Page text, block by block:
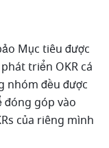
Mục tiêu được
triển OKR cá
nhóm đều được
đóng góp vào
của riêng mình